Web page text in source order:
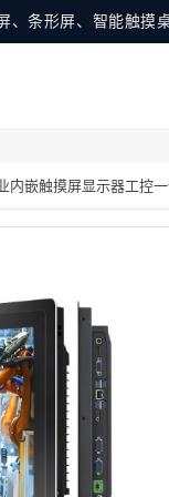
、条形屏、智能触
内嵌触摸屏显示器工控